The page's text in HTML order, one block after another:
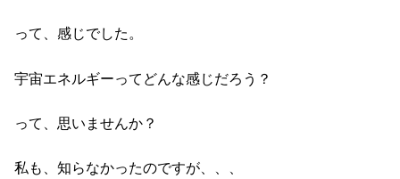
って、感じでした。
宇宙エネルギーってどんな感じだろう？
って、思いませんか？
私も、知らなかったのですが、、、